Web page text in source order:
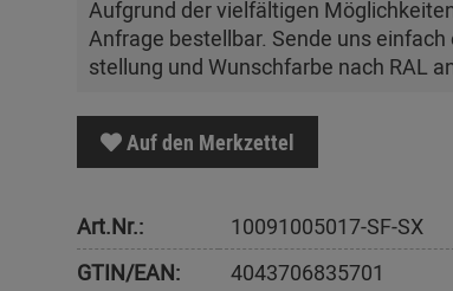
Aufgrund der vielfältigen
Anfrage bestellbar. Sende uns
stellung und Wunschfarbe nach RAL
Auf den Merkzettel
Art.Nr.:
10091005017-SF-SX
GTIN/EAN:
4043706835701